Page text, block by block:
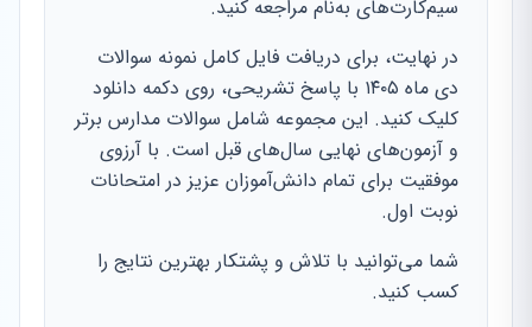
سیم‌کارت‌های به‌نام مراجعه کنید.
در نهایت، برای دریافت فایل کامل نمونه سوالات
دی ماه ۱۴۰۵ با پاسخ تشریحی، روی دکمه دانلود
کلیک کنید. این مجموعه شامل سوالات مدارس برتر
و آزمون‌های نهایی سال‌های قبل است. با آرزوی
موفقیت برای تمام دانش‌آموزان عزیز در امتحانات
نوبت اول.
شما می‌توانید با تلاش و پشتکار بهترین نتایج را
کسب کنید.